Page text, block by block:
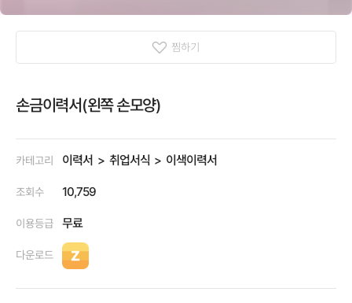
찜하기
손금이력서(왼쪽 손모양)
카테고리 이력서 취업서식 이색이력서
조회수 10,759
이용등급 무료
다운로드